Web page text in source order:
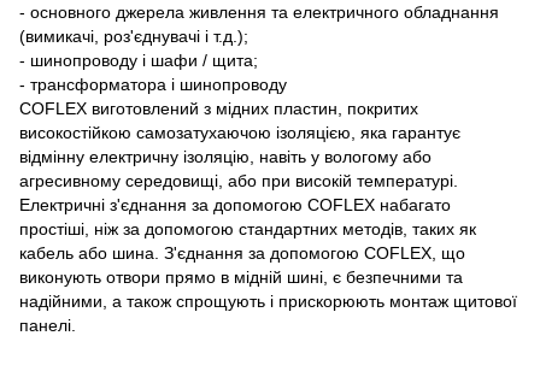
- основного джерела живлення та електричного обладнання
(вимикачі, роз'єднувачі і т.д.);
- шинопроводу і шафи / щита;
- трансформатора і шинопроводу
COFLEX виготовлений з мідних пластин, покритих
високостійкою самозатухаючою ізоляцією, яка гарантує
відмінну електричну ізоляцію, навіть у вологому або
агресивному середовищі, або при високій температурі.
Електричні з'єднання за допомогою COFLEX набагато
простіші, ніж за допомогою стандартних методів, таких як
кабель або шина. З'єднання за допомогою COFLEX, що
виконують отвори прямо в мідній шині, є безпечними та
надійними, а також спрощують і прискорюють монтаж щитової
панелі.